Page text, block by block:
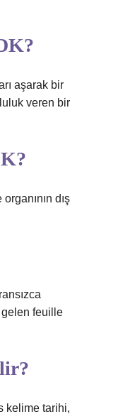
aşarak bir
veren bir
dış
gelen feuille
kelime tarihi,